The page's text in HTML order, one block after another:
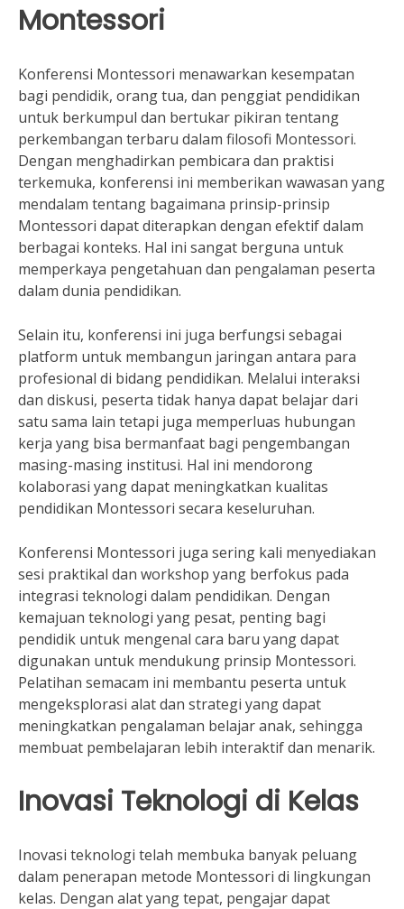
Montessori
Konferensi Montessori menawarkan kesempatan
bagi pendidik, orang tua, dan penggiat pendidikan
untuk berkumpul dan bertukar pikiran tentang
perkembangan terbaru dalam filosofi Montessori.
Dengan menghadirkan pembicara dan praktisi
terkemuka, konferensi ini memberikan wawasan yang
mendalam tentang bagaimana prinsip-prinsip
Montessori dapat diterapkan dengan efektif dalam
berbagai konteks. Hal ini sangat berguna untuk
memperkaya pengetahuan dan pengalaman peserta
dalam dunia pendidikan.
Selain itu, konferensi ini juga berfungsi sebagai
platform untuk membangun jaringan antara para
profesional di bidang pendidikan. Melalui interaksi
dan diskusi, peserta tidak hanya dapat belajar dari
satu sama lain tetapi juga memperluas hubungan
kerja yang bisa bermanfaat bagi pengembangan
masing-masing institusi. Hal ini mendorong
kolaborasi yang dapat meningkatkan kualitas
pendidikan Montessori secara keseluruhan.
Konferensi Montessori juga sering kali menyediakan
sesi praktikal dan workshop yang berfokus pada
integrasi teknologi dalam pendidikan. Dengan
kemajuan teknologi yang pesat, penting bagi
pendidik untuk mengenal cara baru yang dapat
digunakan untuk mendukung prinsip Montessori.
Pelatihan semacam ini membantu peserta untuk
mengeksplorasi alat dan strategi yang dapat
meningkatkan pengalaman belajar anak, sehingga
membuat pembelajaran lebih interaktif dan menarik.
Inovasi Teknologi di Kelas
Inovasi teknologi telah membuka banyak peluang
dalam penerapan metode Montessori di lingkungan
kelas. Dengan alat yang tepat, pengajar dapat